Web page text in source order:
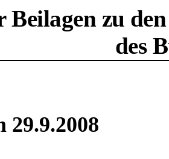
Beilagen zu
des
29.9.2008